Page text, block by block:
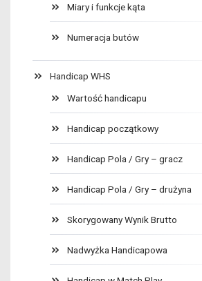
Miary i funkcje kąta
Numeracja butów
Handicap WHS
Wartość handicapu
Handicap początkowy
Handicap Pola / Gry – gracz
Handicap Pola / Gry – drużyna
Skorygowany Wynik Brutto
Nadwyżka Handicapowa